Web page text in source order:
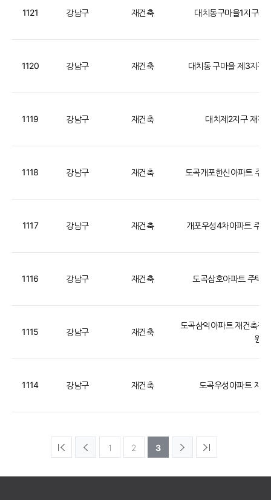
1121 강남구 재건축 대치동구마을1지구재
1120 강남구 재건축 대치동 구마을 제3지구
1119 강남구 재건축 대치제2지구 재건
1118 강남구 재건축 도곡개포한신아파트 주
1117 강남구 재건축 개포우성4차아파트 주
1116 강남구 재건축 도곡삼호아파트 주택
1115 강남구 재건축
도곡삼익아파트 재건축정
원회
1114 강남구 재건축 도곡우성아파트 재
1 2 3